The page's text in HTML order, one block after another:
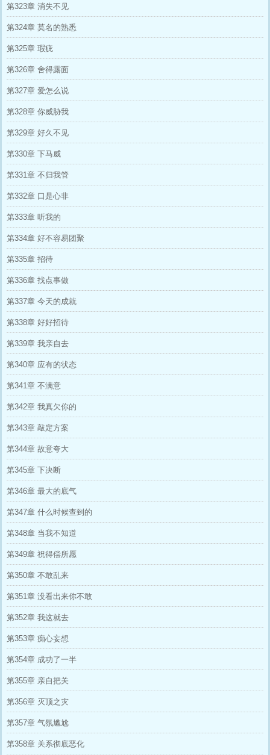
第323章 消失不见
第324章 莫名的熟悉
第325章 瑕疵
第326章 舍得露面
第327章 爱怎么说
第328章 你威胁我
第329章 好久不见
第330章 下马威
第331章 不归我管
第332章 口是心非
第333章 听我的
第334章 好不容易团聚
第335章 招待
第336章 找点事做
第337章 今天的成就
第338章 好好招待
第339章 我亲自去
第340章 应有的状态
第341章 不满意
第342章 我真欠你的
第343章 敲定方案
第344章 故意夸大
第345章 下决断
第346章 最大的底气
第347章 什么时候查到的
第348章 当我不知道
第349章 祝得偿所愿
第350章 不敢乱来
第351章 没看出来你不敢
第352章 我这就去
第353章 痴心妄想
第354章 成功了一半
第355章 亲自把关
第356章 灭顶之灾
第357章 气氛尴尬
第358章 关系彻底恶化